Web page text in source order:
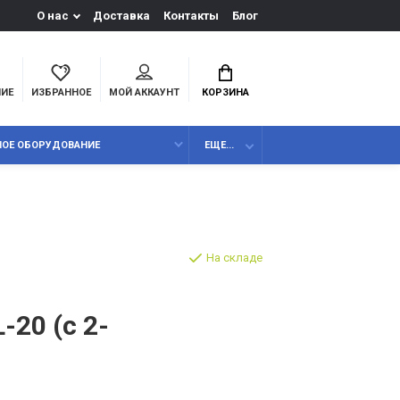
О нас Доставка Контакты Блог
ИЗБРАННОЕ МОЙ АККАУНТ КОРЗИНА
ОБОРУДОВАНИЕ ЕЩЕ...
20 (с 2-
На складе